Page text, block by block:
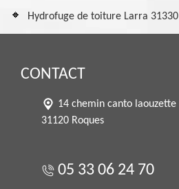
Hydrofuge de toiture Larra 31330
CONTACT
14 chemin canto laouzette
31120 Roques
05 33 06 24 70